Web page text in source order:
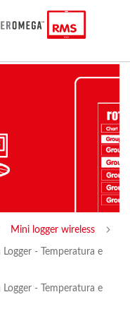
Mini logger wireless
- Temperatura e
- Temperatura e